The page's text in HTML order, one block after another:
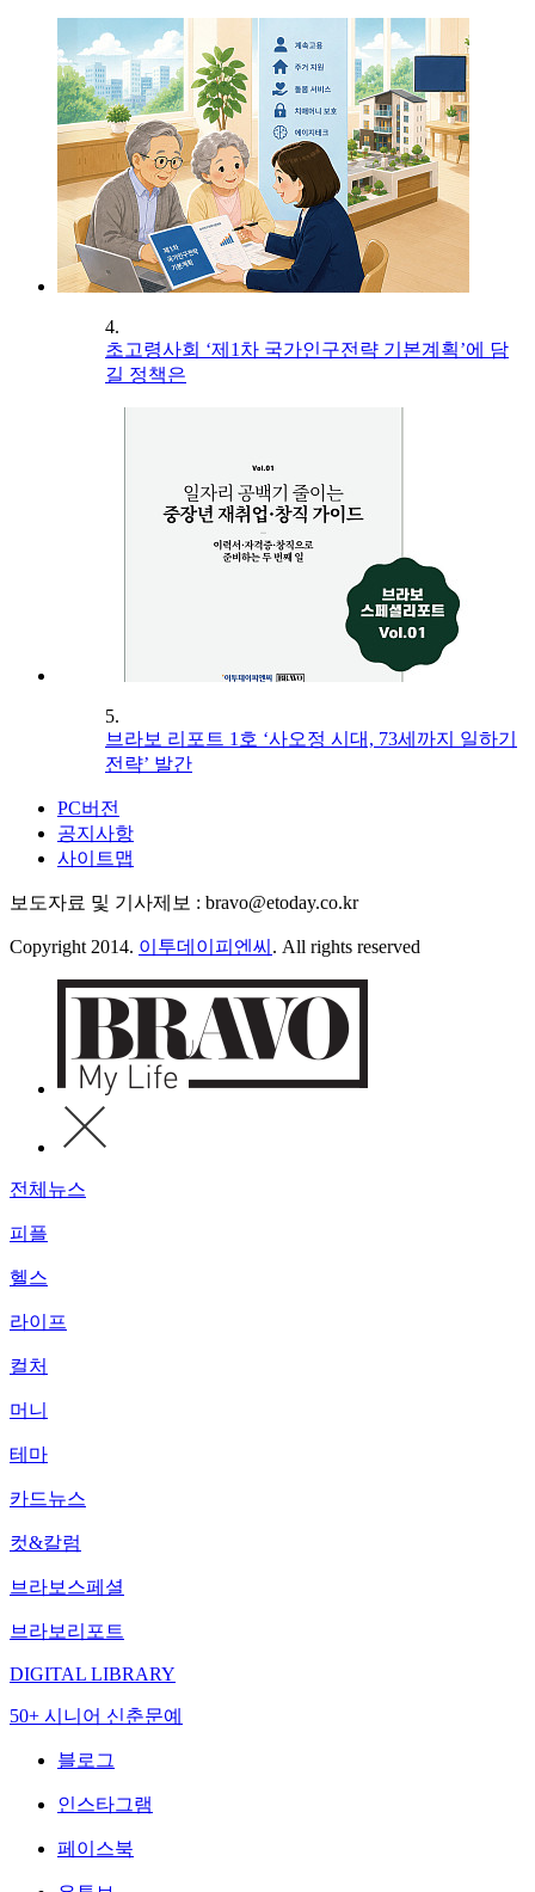
4.
초고령사회 ‘제1차 국가인구전략 기본계획’에 담
길 정책은
5.
브라보 리포트 1호 ‘사오정 시대, 73세까지 일하기
전략’ 발간
PC버전
공지사항
사이트맵
보도자료 및 기사제보 : bravo@etoday.co.kr
Copyright 2014. 이투데이피엔씨 . All rights reserved
전체뉴스
피플
헬스
라이프
컬처
머니
테마
카드뉴스
컷&칼럼
브라보스페셜
브라보리포트
DIGITAL LIBRARY
50+ 시니어 신춘문예
블로그
인스타그램
페이스북